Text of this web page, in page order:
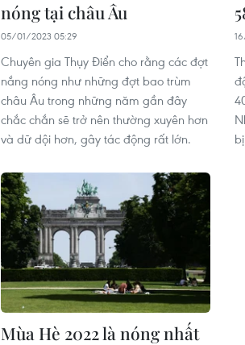
nóng tại châu Âu
05/01/2023 05:29
Chuyên gia Thụy Điển cho rằng các đợt
nắng nóng như những đợt bao trùm
châu Âu trong những năm gần đây
chắc chắn sẽ trở nên thường xuyên hơn
và dữ dội hơn, gây tác động rất lớn.
Mùa Hè 2022 là nóng nhất